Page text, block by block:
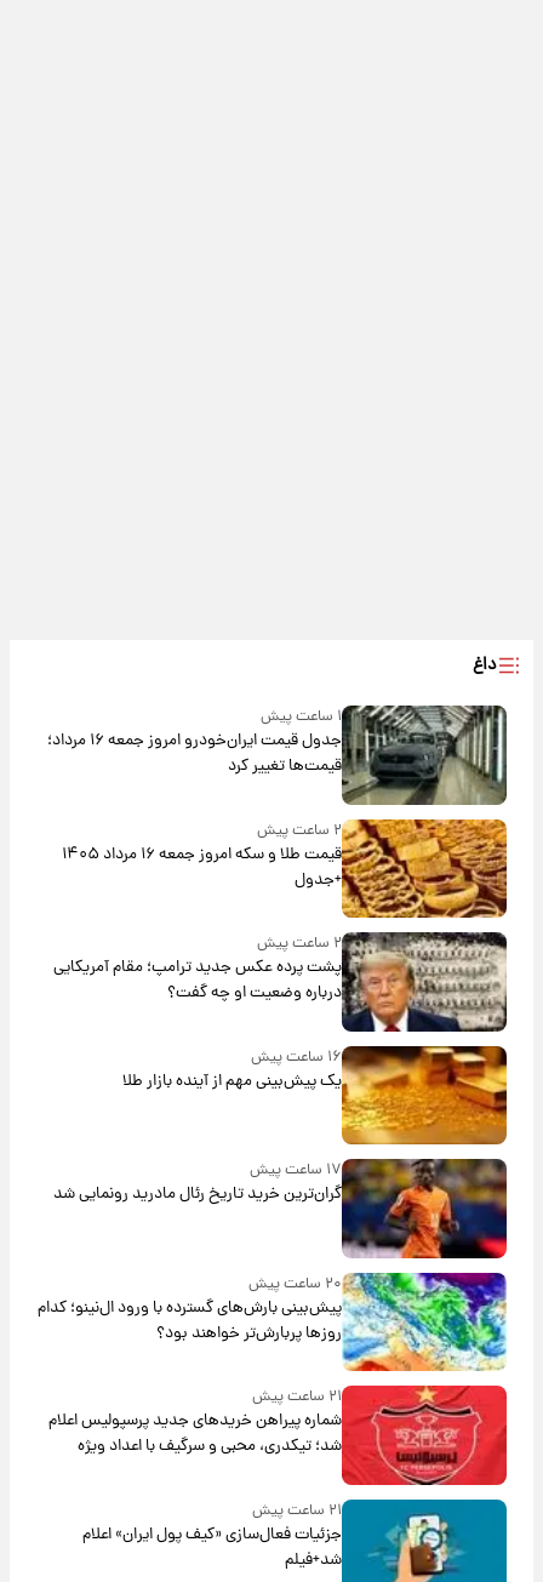
داغ
۱ ساعت پیش
جدول قیمت ایران‌خودرو امروز جمعه ۱۶ مرداد؛
قیمت‌ها تغییر کرد
۲ ساعت پیش
قیمت طلا و سکه امروز جمعه ۱۶ مرداد ۱۴۰۵
+جدول
۲ ساعت پیش
پشت پرده عکس جدید ترامپ؛ مقام آمریکایی
درباره وضعیت او چه گفت؟
۱۶ ساعت پیش
یک پیش‌بینی مهم از آینده بازار طلا
۱۷ ساعت پیش
گران‌ترین خرید تاریخ رئال مادرید رونمایی شد
۲۰ ساعت پیش
پیش‌بینی بارش‌های گسترده با ورود ال‌نینو؛ کدام
روزها پربارش‌تر خواهند بود؟
۲۱ ساعت پیش
شماره پیراهن خریدهای جدید پرسپولیس اعلام
شد؛ تیکدری، محبی و سرگیف با اعداد ویژه
۲۱ ساعت پیش
جزئیات فعال‌سازی «کیف پول ایران» اعلام
شد+فیلم